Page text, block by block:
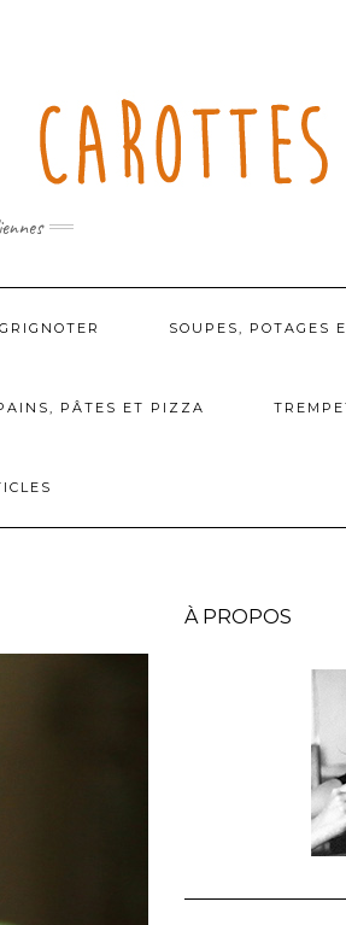
SOUPES, POTAGES
PÂTES ET PIZZA
À PROPOS